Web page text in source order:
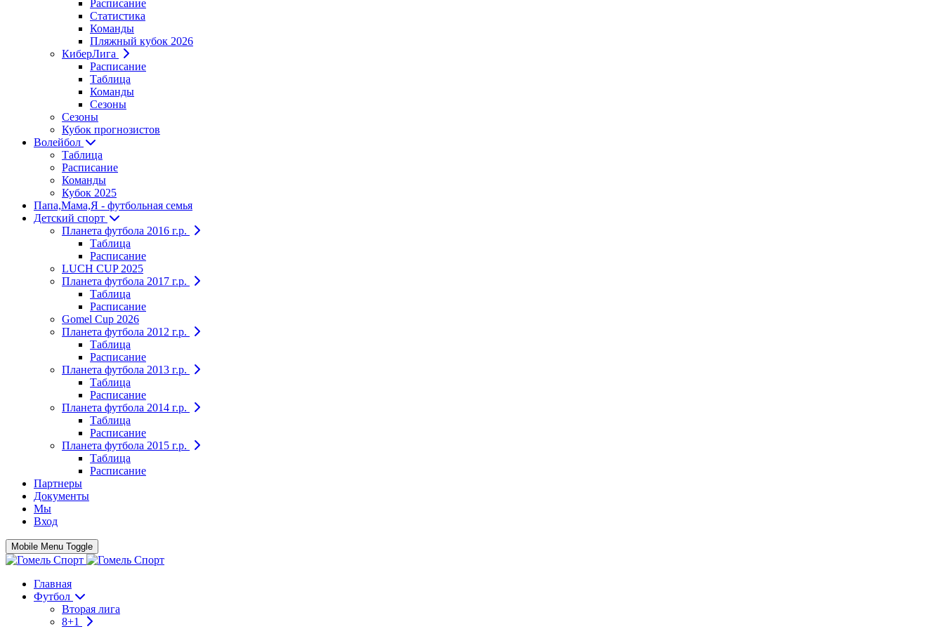
Расписание
Статистика
Команды
Пляжный кубок 2026
КиберЛига
Расписание
Таблица
Команды
Сезоны
Сезоны
Кубок прогнозистов
Волейбол
Таблица
Расписание
Команды
Кубок 2025
Папа,Мама,Я - футбольная семья
Детский спорт
Планета футбола 2016 г.р.
Таблица
Расписание
LUCH CUP 2025
Планета футбола 2017 г.р.
Таблица
Расписание
Gomel Cup 2026
Планета футбола 2012 г.р.
Таблица
Расписание
Планета футбола 2013 г.р.
Таблица
Расписание
Планета футбола 2014 г.р.
Таблица
Расписание
Планета футбола 2015 г.р.
Таблица
Расписание
Партнеры
Документы
Мы
Вход
Mobile Menu Toggle
Главная
Футбол
Вторая лига
8+1